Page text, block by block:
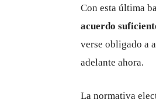
Con esta última
acuerdo
verse obligado a
adelante ahora.
La normativa